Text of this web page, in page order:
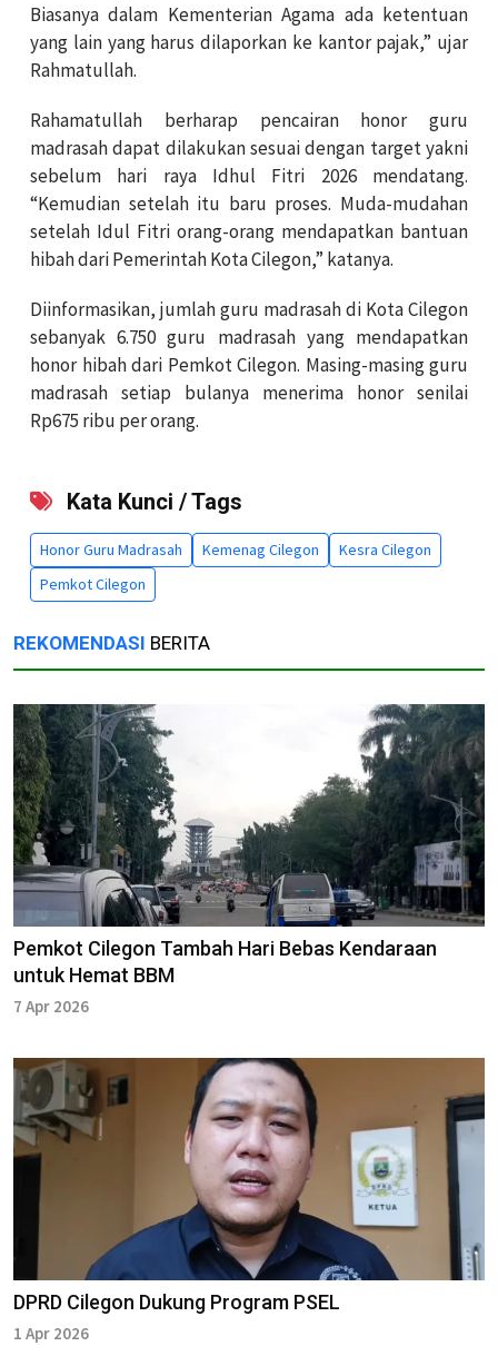
Biasanya dalam Kementerian Agama ada ketentuan
yang lain yang harus dilaporkan ke kantor pajak,” ujar
Rahmatullah.
Rahamatullah berharap pencairan honor guru
madrasah dapat dilakukan sesuai dengan target yakni
sebelum hari raya Idhul Fitri 2026 mendatang.
“Kemudian setelah itu baru proses. Muda-mudahan
setelah Idul Fitri orang-orang mendapatkan bantuan
hibah dari Pemerintah Kota Cilegon,” katanya.
Diinformasikan, jumlah guru madrasah di Kota Cilegon
sebanyak 6.750 guru madrasah yang mendapatkan
honor hibah dari Pemkot Cilegon. Masing-masing guru
madrasah setiap bulanya menerima honor senilai
Rp675 ribu per orang.
Kata Kunci / Tags
Honor Guru Madrasah Kemenag Cilegon
Kesra Cilegon
Pemkot Cilegon
REKOMENDASI BERITA
Pemkot Cilegon Tambah Hari Bebas Kendaraan
untuk Hemat BBM
7 Apr 2026
DPRD Cilegon Dukung Program PSEL
1 Apr 2026